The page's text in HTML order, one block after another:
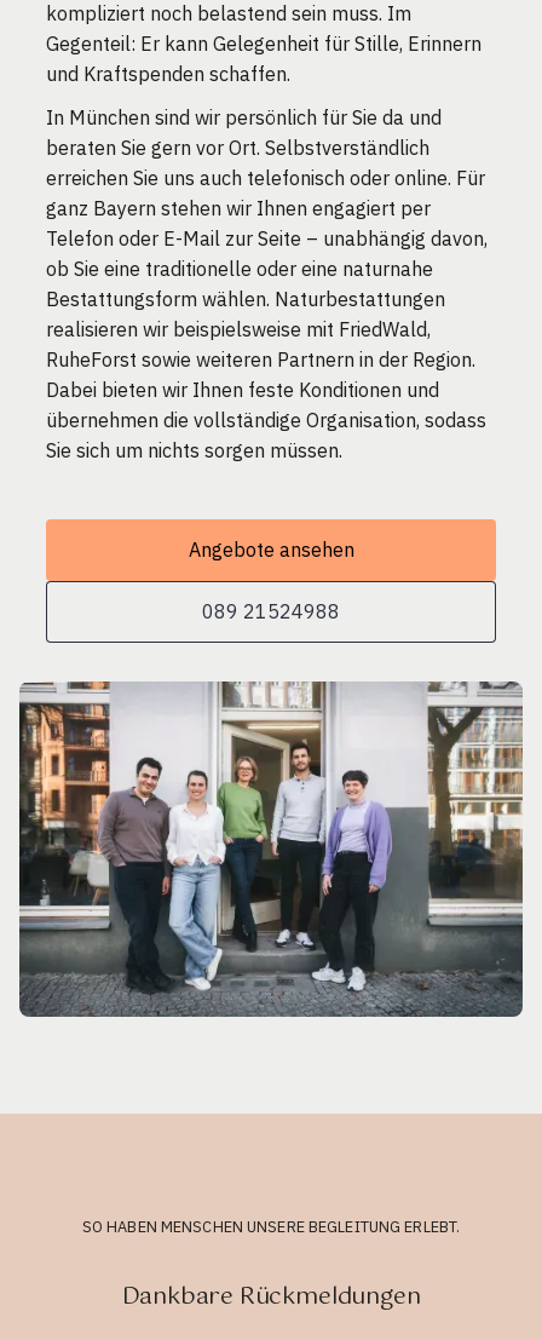
kompliziert noch belastend sein muss. Im
Gegenteil: Er kann Gelegenheit für Stille, Erinnern
und Kraftspenden schaffen.
In München sind wir persönlich für Sie da und
beraten Sie gern vor Ort. Selbstverständlich
erreichen Sie uns auch telefonisch oder online. Für
ganz Bayern stehen wir Ihnen engagiert per
Telefon oder E-Mail zur Seite – unabhängig davon,
ob Sie eine traditionelle oder eine naturnahe
Bestattungsform wählen. Naturbestattungen
realisieren wir beispielsweise mit FriedWald,
RuheForst sowie weiteren Partnern in der Region.
Dabei bieten wir Ihnen feste Konditionen und
übernehmen die vollständige Organisation, sodass
Sie sich um nichts sorgen müssen.
Angebote ansehen
089 21524988
SO HABEN MENSCHEN UNSERE BEGLEITUNG ERLEBT.
Dankbare Rückmeldungen